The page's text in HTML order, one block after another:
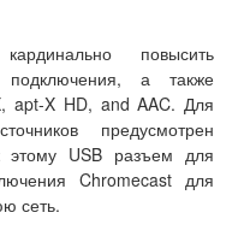
повысить
подключения, а также
apt-X HD, and AAC. Для
предусмотрен
этому USB разъем для
Chromecast для
сеть.